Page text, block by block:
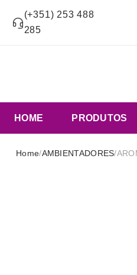
(+351) 253 488
285
HOME PRODUTOS
Home/AMBIENTADORES/